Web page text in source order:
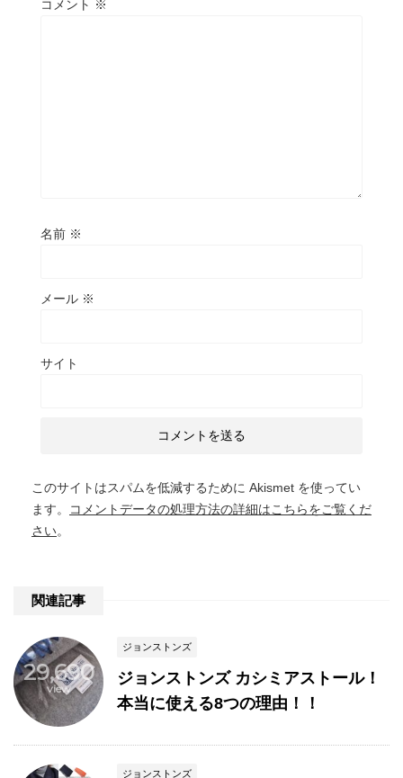
コメント ※
名前 ※
メール ※
サイト
このサイトはスパムを低減するために Akismet を使ってい
ます。
コメントデータの処理方法の詳細はこちらをご覧くだ
さい。
関連記事
29,690
view
ジョンストンズ
ジョンストンズ カシミアストール！
本当に使える8つの理由！！
ジョンストンズ